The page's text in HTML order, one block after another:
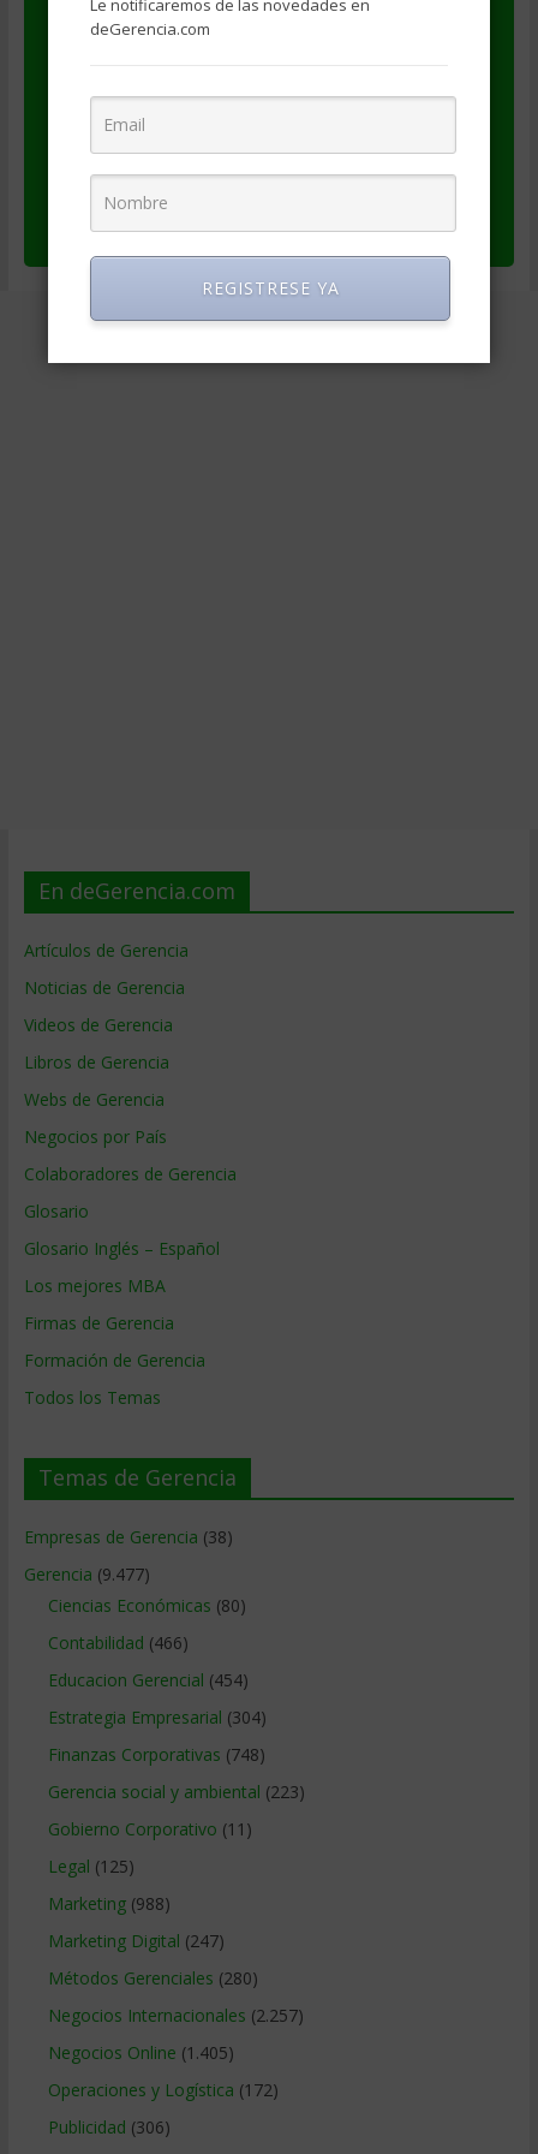
se haga referencia a la fuente
(https://degerencia.com/articulo/la-
planificacion-estrategica-y-las-pymes/)
(https://www.degerencia.com/autor/fsocorr
o)
En deGerencia.com
Artículos de Gerencia
Noticias de Gerencia
Videos de Gerencia
Libros de Gerencia
Webs de Gerencia
Negocios por País
Colaboradores de Gerencia
Glosario
Glosario Inglés – Español
Los mejores MBA
Firmas de Gerencia
Formación de Gerencia
Todos los Temas
Temas de Gerencia
Empresas de Gerencia (38)
Gerencia (9.477)
Ciencias Económicas (80)
Contabilidad (466)
Educacion Gerencial (454)
Estrategia Empresarial (304)
Finanzas Corporativas (748)
Gerencia social y ambiental (223)
Gobierno Corporativo (11)
Legal (125)
Marketing(988)
Marketing Digital (247)
Métodos Gerenciales (280)
Negocios Internacionales (2.257)
Negocios Online (1.405)
Operaciones y Logística (172)
Publicidad (306)
Le notificaremos de las novedades en
deGerencia.com
REGISTRESE YA